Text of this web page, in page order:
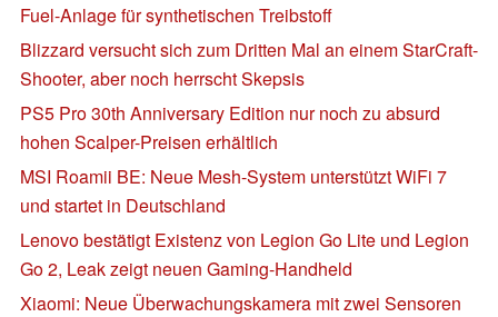
Fuel-Anlage für synthetischen Treibstoff
Blizzard versucht sich zum Dritten Mal an einem StarCraft-
Shooter, aber noch herrscht Skepsis
PS5 Pro 30th Anniversary Edition nur noch zu absurd
hohen Scalper-Preisen erhältlich
MSI Roamii BE: Neue Mesh-System unterstützt WiFi 7
und startet in Deutschland
Lenovo bestätigt Existenz von Legion Go Lite und Legion
Go 2, Leak zeigt neuen Gaming-Handheld
Xiaomi: Neue Überwachungskamera mit zwei Sensoren